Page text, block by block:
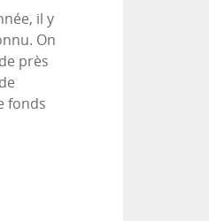
il y
On
près
fonds